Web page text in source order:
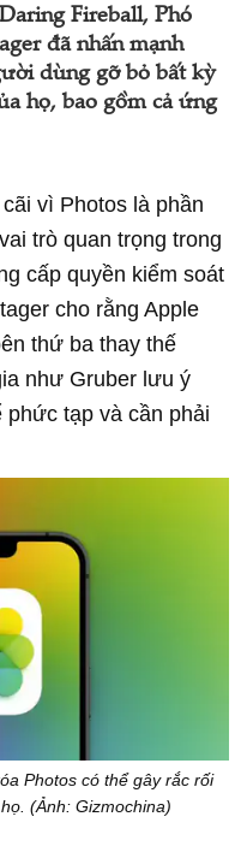
Fireball, Phó
đã nhấn mạnh
dùng gỡ bỏ bất kỳ
họ, bao gồm cả ứng
vì Photos là phần
trò quan trọng trong
cấp quyền kiểm soát
cho rằng Apple
thứ ba thay thế
như Gruber lưu ý
phức tạp và cần phải
Photos có thể gây rắc rối
(Ảnh: Gizmochina)